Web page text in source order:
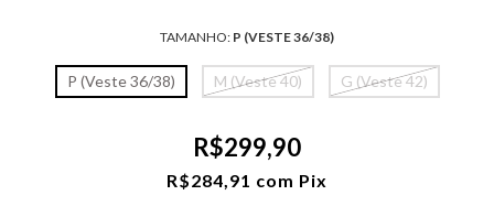
TAMANHO: P (VESTE 36/38)
P (Veste 36/38) M (Veste 40) G (Veste 42)
R$299,90
R$284,91 com Pix